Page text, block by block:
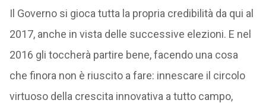
Il Governo si gioca tutta la propria credibilità da qui al
2017, anche in vista delle successive elezioni. E nel
2016 gli toccherà partire bene, facendo una cosa
che finora non è riuscito a fare: innescare il circolo
virtuoso della crescita innovativa a tutto campo,